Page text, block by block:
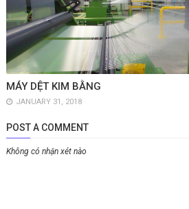
MÁY DỆT KIM BẰNG
JANUARY 31, 2018
POST A COMMENT
Không có nhận xét nào